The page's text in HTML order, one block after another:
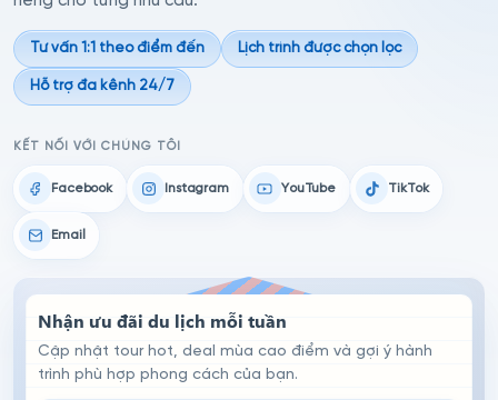
Tư vấn 1:1 theo điểm đến Lịch trình được chọn lọc
Hỗ trợ đa kênh 24/7
KẾT NỐI VỚI CHÚNG TÔI
Facebook Instagram YouTube TikTok
Email
Nhận ưu đãi du lịch mỗi tuần
Cập nhật tour hot, deal mùa cao điểm và gợi ý hành
trình phù hợp phong cách của bạn.